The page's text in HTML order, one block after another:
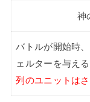
神
バトルが開始時
ェルターを与え
列のユニットは